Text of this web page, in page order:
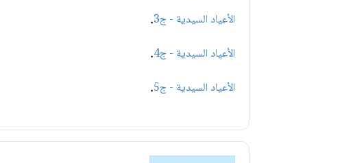
الأعياد السيدية - ج3 .
الأعياد السيدية - ج4 .
الأعياد السيدية - ج5 .